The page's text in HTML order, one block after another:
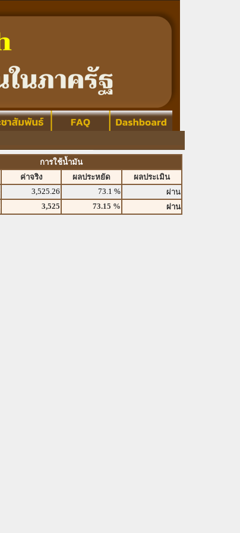
การใช้น้ำมัน
ค่าจริง ผลประหยัด
ผลประเมิน
3,525.26 73.1 %
ผ่าน
3,525 73.15 % ผ่าน